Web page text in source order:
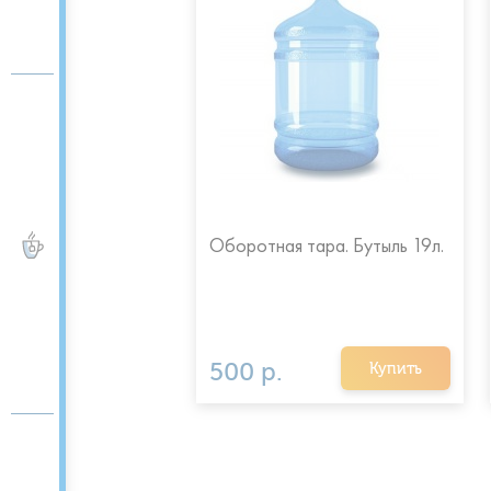
с ручками Оборотная тара. Бутыль 19л.
500 р. Купить